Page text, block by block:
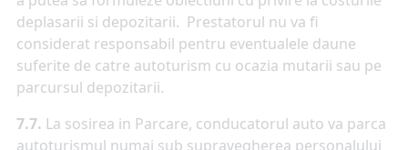
deplasarii si depozitarii. Prestatorul nu va fi
considerat responsabil pentru eventualele daune
suferite de catre autoturism cu ocazia mutarii sau pe
parcursul depozitarii.
7.7. La sosirea in Parcare, conducatorul auto va parca
autoturismul numai sub supravegherea personalului